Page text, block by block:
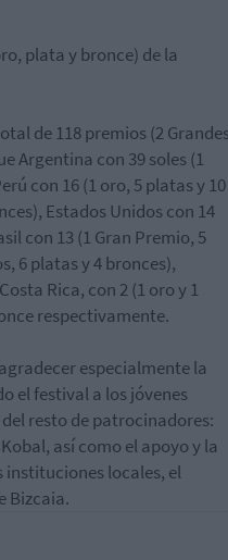
plata y bronce) de la
de 118 premios (2
Argentina con 39 soles (1
con 16 (1 oro, 5 platas y 10
Estados Unidoscon 14
con 13 (1 Gran Premio, 5
6 platas y 4 bronces),
Costa Rica, con 2 (1 oro y 1
respectivamente.
especialmente la
el festival a los jóvenes
resto de patrocinadores:
Kobal, así como el apoyo y la
locales, el
Bizcaia.